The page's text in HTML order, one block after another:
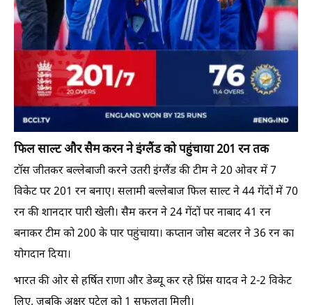
फिल साल्ट और सैम करन ने इंग्लैंड को पहुंचाया 201 रन तक
टॉस जीतकर बल्लेबाजी करने उतरी इंग्लैंड की टीम ने 20 ओवर में 7
विकेट पर 201 रन बनाए। सलामी बल्लेबाज फिल साल्ट ने 44 गेंदों में 70
रन की शानदार पारी खेली। सैम करन ने 24 गेंदों पर नाबाद 41 रन
बनाकर टीम को 200 के पार पहुंचाया। कप्तान जोस बटलर ने 36 रन का
योगदान दिया।
भारत की ओर से हर्षित राणा और डेब्यू कर रहे प्रिंस यादव ने 2-2 विकेट